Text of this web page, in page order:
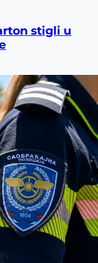
stigli u